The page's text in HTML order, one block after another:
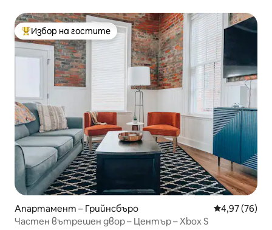
Най-популярен избор на гостите
Избор на гостите
Апартамент – Грийнсбъро Средна
4,97 (76)
Частен вътрешен двор – Център – Xbox S